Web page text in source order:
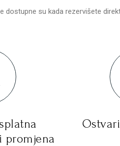
dostupne su kada rezervišete
promjena